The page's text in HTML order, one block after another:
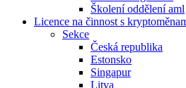
Školení oddělení aml
Licence na činnost s
Sekce
Česká republika
Estonsko
Singapur
Litva